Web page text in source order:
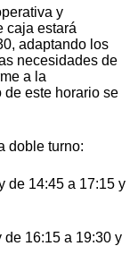
y
caja estará
adaptando los
necesidades de
a la
de este horario se
doble turno:
de 14:45 a 17:15 y
de 16:15 a 19:30 y